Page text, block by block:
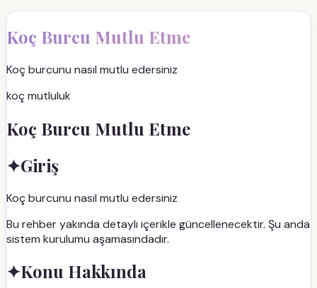
Koç Burcu Mutlu Etme
Koç burcunu nasıl mutlu edersiniz
koç mutluluk
Koç Burcu Mutlu Etme
✦Giriş
Koç burcunu nasıl mutlu edersiniz
Bu rehber yakında detaylı içerikle güncellenecektir. Şu anda
sistem kurulumu aşamasındadır.
✦Konu Hakkında